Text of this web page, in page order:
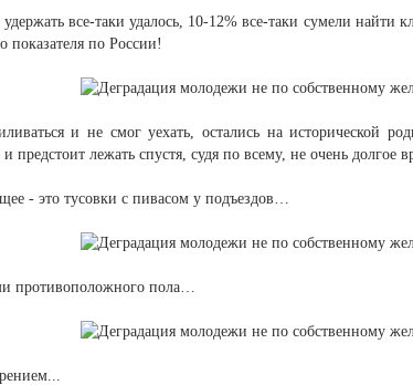
все-таки удалось, 10-12% все-таки сумели найти
показателя по России!
и не смог уехать, остались на исторической
лежать спустя, судя по всему, не очень долгое
- это тусовки с пивасом у подъездов…
противоположного пола…